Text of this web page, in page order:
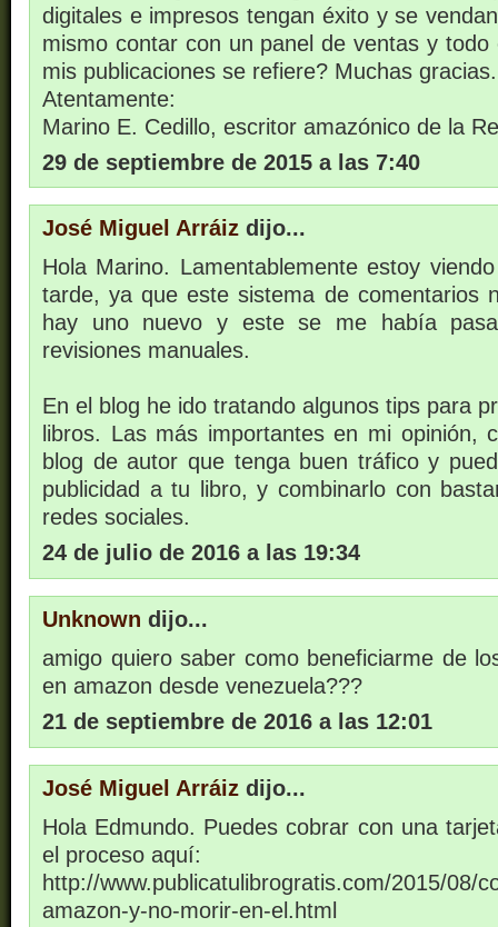
digitales e impresos tengan éxito y se
mismo contar con un panel de ventas y todo
mis publicaciones se refiere? Muchas gracias.
Atentamente:
Marino E. Cedillo, escritor amazónico de la
29 de septiembre de 2015 a las 7:40
José Miguel Arráiz dijo...
Hola Marino. Lamentablemente estoy
tarde, ya que este sistema de comentarios
hay uno nuevo y este se me había
revisiones manuales.
En el blog he ido tratando algunos tips para
libros. Las más importantes en mi opinión,
blog de autor que tenga buen tráfico y
publicidad a tu libro, y combinarlo con
redes sociales.
24 de julio de 2016 a las 19:34
Unknown dijo...
amigo quiero saber como beneficiarme de
en amazon desde venezuela???
21 de septiembre de 2016 a las 12:01
José Miguel Arráiz dijo...
Hola Edmundo. Puedes cobrar con una
el proceso aquí:
http://www.publicatulibrogratis.com/2015/08/
amazon-y-no-morir-en-el.html